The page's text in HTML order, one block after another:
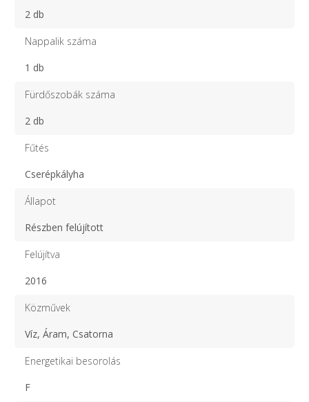
2 db
Nappalik száma
1 db
Fürdőszobák száma
2 db
Fűtés
Cserépkályha
Állapot
Részben felújított
Felújítva
2016
Közművek
Víz, Áram, Csatorna
Energetikai besorolás
F